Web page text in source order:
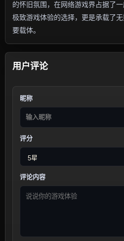
的怀旧氛围，在网络游戏界占据了
极致游戏体验的选择，更是承载了
要载体。
用户评论
昵称
评分
评论内容